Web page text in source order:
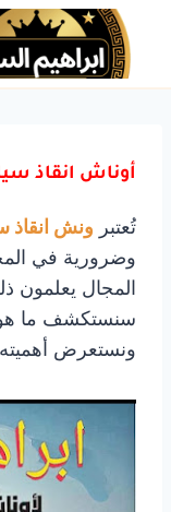
التجاوز
المحتوى
أوناش انقاذ
تُعتبر ونش انقاذ
وضرورية في
المجال يعلمون
سنستكشف ما
ونستعرض